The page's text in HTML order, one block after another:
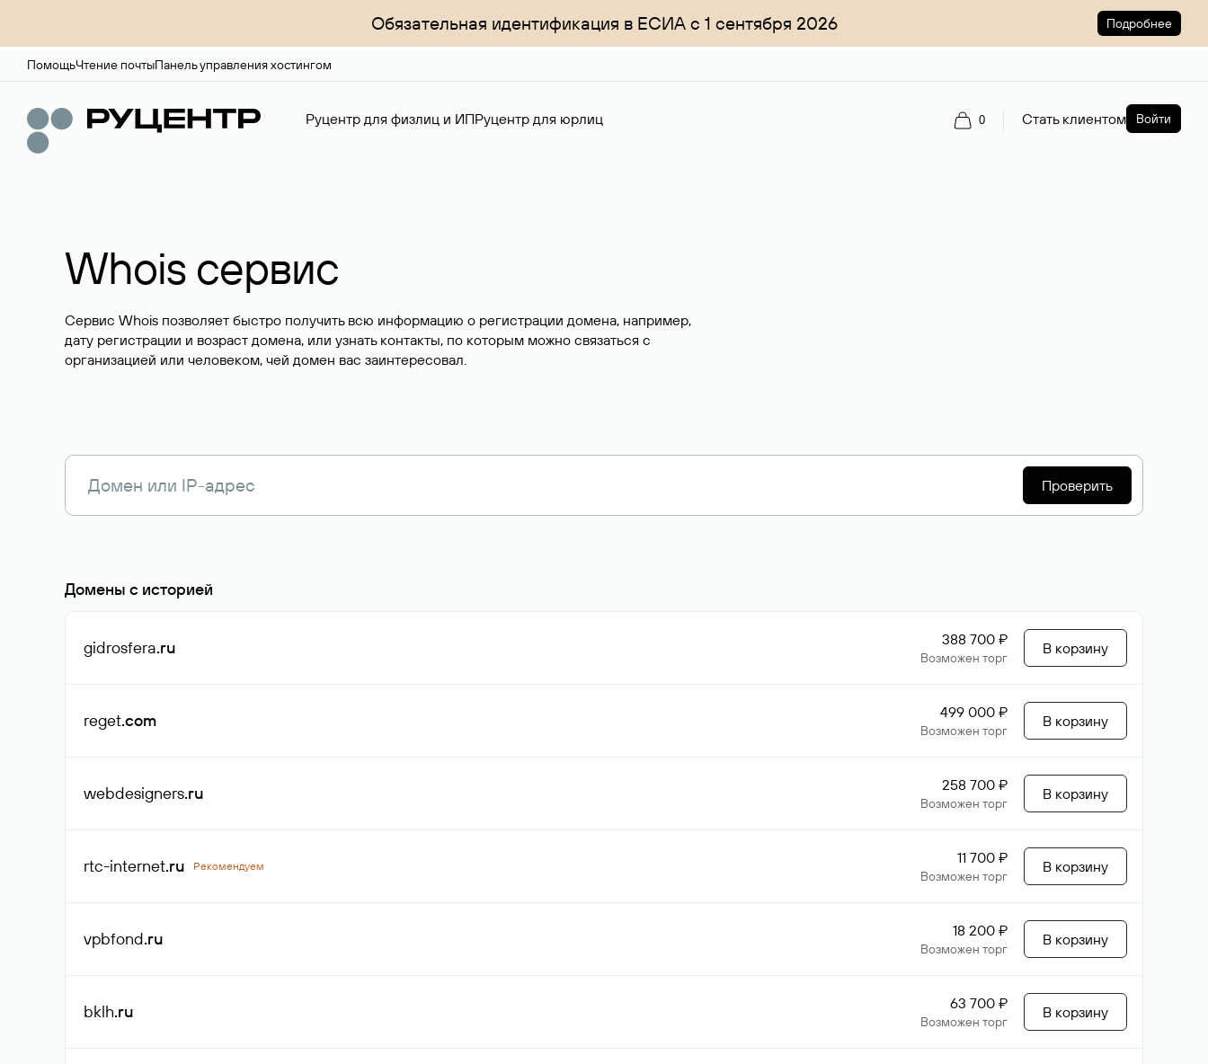
Обязательная идентификация в ЕСИА с 1 сентября 2026 Подробнее
ПомощьЧтение почтыПанель управления хостингом
Руцентр для физлиц и ИПРуцентр для юрлиц 0 Стать клиентом Войти
Whois сервис
Сервис Whois позволяет быстро получить всю информацию о регистрации домена, например,
дату регистрации и возраст домена, или узнать контакты, по которым можно связаться с
организацией или человеком, чей домен вас заинтересовал.
Проверить
Домены с историей
gidrosfera.ru 388 700 ₽
Возможен торг
В корзину
reget.com 499 000 ₽
Возможен торг
В корзину
webdesigners.ru 258 700 ₽
Возможен торг
В корзину
rtc-internet.ru Рекомендуем 11 700 ₽
Возможен торг
В корзину
vpbfond.ru 18 200 ₽
Возможен торг
В корзину
bklh.ru 63 700 ₽
Возможен торг
В корзину